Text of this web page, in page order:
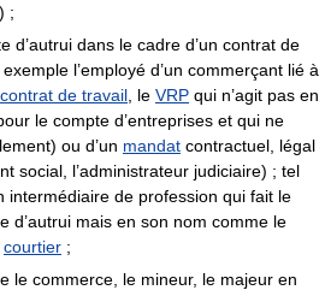
;
d’autrui dans le cadre d’un contrat de
l’employé d’un commerçant lié à
contrat de travail , le VRP qui n’agit pas en
le compte d’entreprises et qui ne
ou d’un mandat contractuel, légal
social, l’administrateur judiciaire) ; tel
intermédiaire de profession qui fait le
d’autrui mais en son nom comme le
courtier ;
le commerce, le mineur, le majeur en